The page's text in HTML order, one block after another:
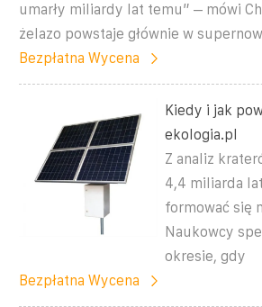
umarły miliardy lat temu” – mówi
żelazo powstaje głównie w
Bezpłatna Wycena
Kiedy i jak
ekologia.pl
Z analiz
4,4 miliarda
formować się
Naukowcy
okresie, gdy
Bezpłatna Wycena